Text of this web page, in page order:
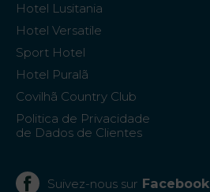
Destination
Galerie de
Photos
Vouchers
Hotel Lusitania
Hotel Versatile
Sport Hotel
Hotel Puralã
Covilhã Country Club
Politica de Privacidade
de Dados de Clientes
Suivez-nous sur Facebook